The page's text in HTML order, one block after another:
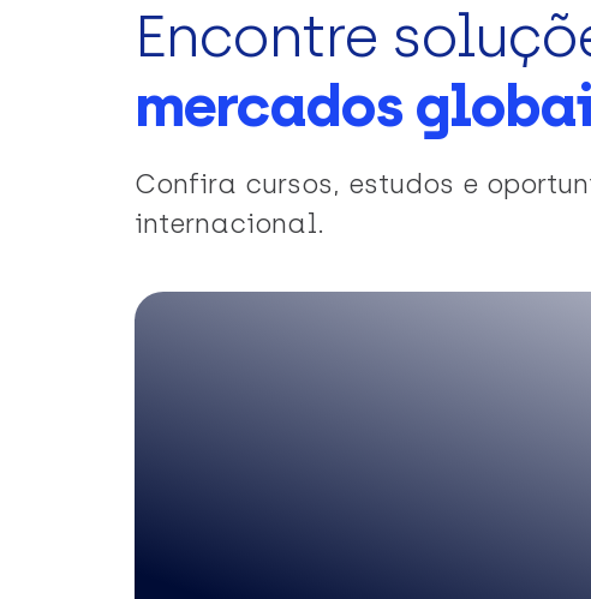
Encontre
mercados
Confira cursos, estudos e
internacional.